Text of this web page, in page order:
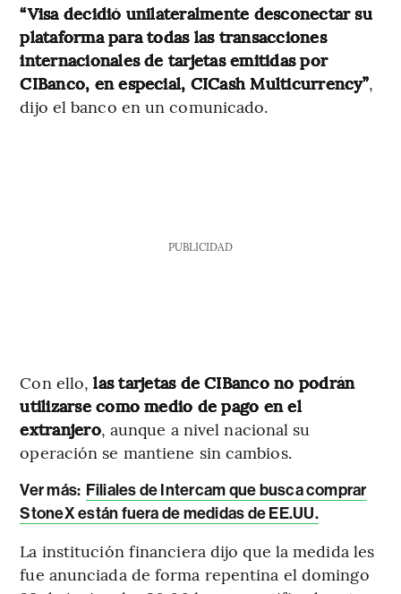
“Visa decidió unilateralmente desconectar su
plataforma para todas las transacciones
internacionales de tarjetas emitidas por
CIBanco, en especial, CICash Multicurrency”,
dijo el banco en un comunicado.
PUBLICIDAD
Con ello,las tarjetas de CIBanco no podrán
utilizarse como medio de pago en el
extranjero, aunque a nivel nacional su
operación se mantiene sin cambios.
Ver más: Filiales de Intercam que busca comprar
StoneX están fuera de medidas de EE.UU.
La institución financiera dijo que la medida les
fue anunciada de forma repentina el domingo